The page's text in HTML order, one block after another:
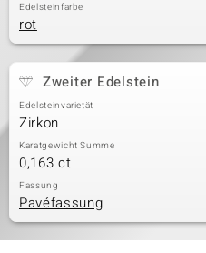
Edelsteinfarbe
rot
Zweiter Edelstein
Edelsteinvarietät
Zirkon
Karatgewicht Summe
0,163 ct
Fassung
Pavéfassung